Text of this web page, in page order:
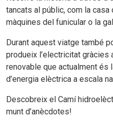
tancats al públic, com la
màquines del funicular o la
Durant aquest viatge també
produeix l’electricitat gràcies
renovable que actualment és
d’energia elèctrica a escala
Descobreix el Camí
munt d’anècdotes!